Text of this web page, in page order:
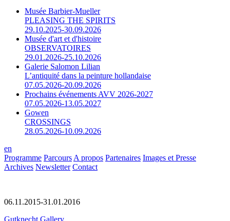
Musée Barbier-Mueller
PLEASING THE SPIRITS
29.10.2025-30.09.2026
Musée d'art et d'histoire
OBSERVATOIRES
29.01.2026-25.10.2026
Galerie Salomon Lilian
L’antiquité dans la peinture hollandaise
07.05.2026-20.09.2026
Prochains événements AVV 2026-2027
07.05.2026-13.05.2027
Gowen
CROSSINGS
28.05.2026-10.09.2026
en
Programme Parcours A propos Partenaires Images et Presse
Archives Newsletter Contact
06.11.2015-31.01.2016
Gutknecht Gallery